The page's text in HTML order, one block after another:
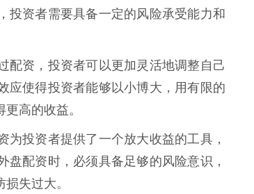
投资者需要具备一定的风险承受能力和
配资，投资者可以更加灵活地调整自己
应使得投资者能够以小博大，用有限的
高的收益。
投资者提供了一个放大收益的工具，
配资时，必须具备足够的风险意识，
失过大。